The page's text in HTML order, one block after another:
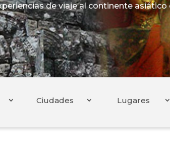
de viaje al continente asiático
Ciudades Lugares